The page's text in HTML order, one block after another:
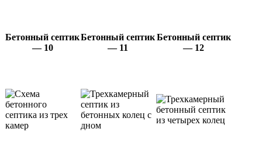
Бетонный септик
— 10
Бетонный септик
— 11
Бетонный септик
— 12